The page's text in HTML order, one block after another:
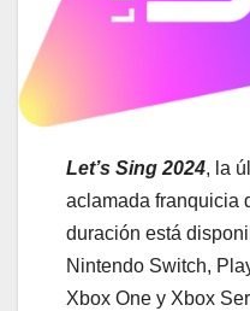
Let’s Sing 2024, la
aclamada franquicia
duración está
Nintendo Switch,
Xbox One y Xbox